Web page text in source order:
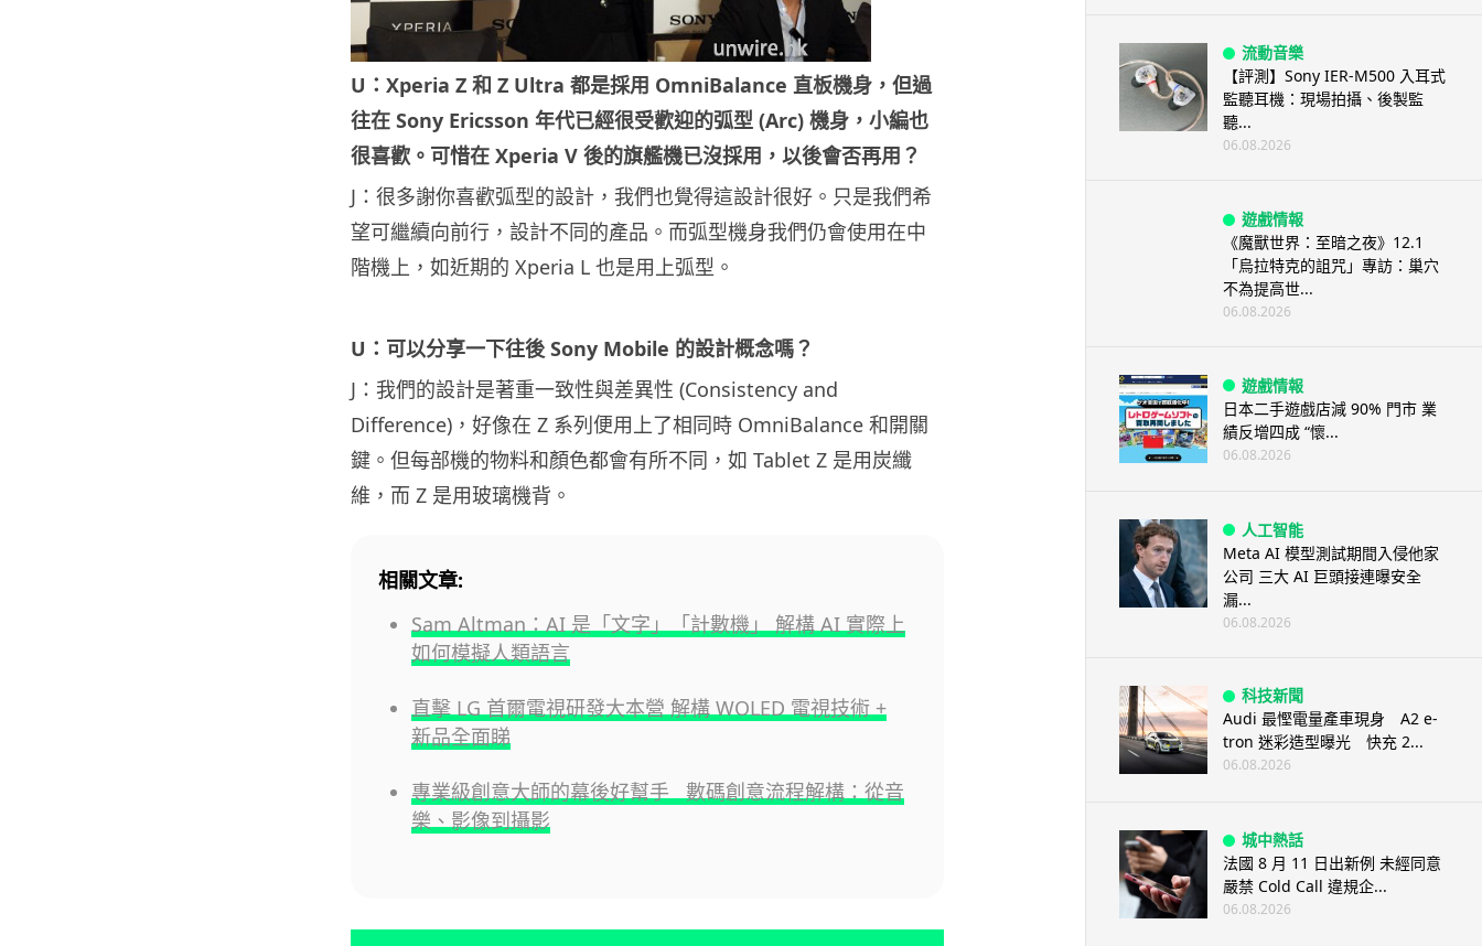
U：Xperia Z 和 Z Ultra 都是採用 OmniBalance 直板機身，但過
往在 Sony Ericsson 年代已經很受歡迎的弧型 (Arc) 機身，小編也
很喜歡。可惜在 Xperia V 後的旗艦機已沒採用，以後會否再用？
J：很多謝你喜歡弧型的設計，我們也覺得這設計很好。只是我們希
望可繼續向前行，設計不同的產品。而弧型機身我們仍會使用在中
階機上，如近期的 Xperia L 也是用上弧型。
U：可以分享一下往後 Sony Mobile 的設計概念嗎？
J：我們的設計是著重一致性與差異性 (Consistency and
Difference)，好像在 Z 系列便用上了相同時 OmniBalance 和開關
鍵。但每部機的物料和顏色都會有所不同，如 Tablet Z 是用炭纖
維，而 Z 是用玻璃機背。
相關文章:
Sam Altman：AI 是「文字」「計數機」 解構 AI 實際上
如何模擬人類語言
直擊 LG 首爾電視研發大本營 解構 WOLED 電視技術 +
新品全面睇
專業級創意大師的幕後好幫手 數碼創意流程解構：從音
樂、影像到攝影
流動音樂
【評測】Sony IER-M500 入耳式
監聽耳機：現場拍攝、後製監
聽...
06.08.2026
遊戲情報
《魔獸世界：至暗之夜》12.1
「烏拉特克的詛咒」專訪：巢穴
不為提高世...
06.08.2026
遊戲情報
日本二手遊戲店減 90% 門市 業
績反增四成 “懷...
06.08.2026
人工智能
Meta AI 模型測試期間入侵他家
公司 三大 AI 巨頭接連曝安全
漏...
06.08.2026
科技新聞
Audi 最慳電量產車現身 A2 e-
tron 迷彩造型曝光 快充 2...
06.08.2026
城中熱話
法國 8 月 11 日出新例 未經同意
嚴禁 Cold Call 違規企...
06.08.2026